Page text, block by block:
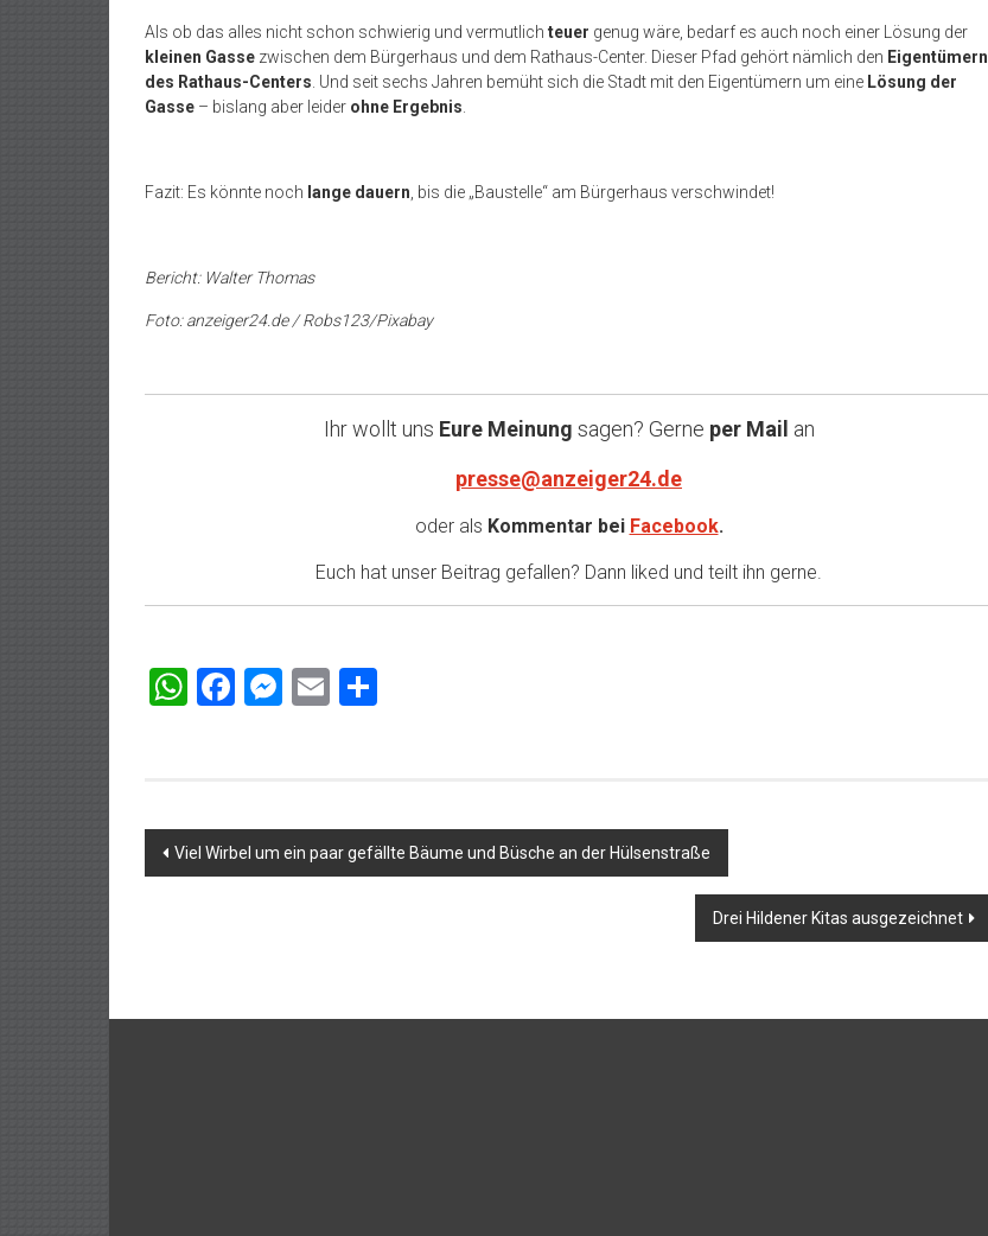
Als ob das alles nicht schon schwierig und vermutlich teuer genug wäre, bedarf es auch noch einer Lösung der
kleinen Gasse zwischen dem Bürgerhaus und dem Rathaus-Center. Dieser Pfad gehört nämlich den Eigentümern
des Rathaus-Centers . Und seit sechs Jahren bemüht sich die Stadt mit den Eigentümern um eine Lösung der
Gasse – bislang aber leider ohne Ergebnis
Fazit: Es könnte noch lange dauern , bis die „Baustelle“ am Bürgerhaus verschwindet!
Bericht: Walter Thomas
Foto: anzeiger24.de / Robs123/Pixabay
Ihr wollt uns Eure Meinung sagen? Gerne per Mail an
presse@anzeiger24.de
oder als Kommentar bei Facebook.
Euch hat unser Beitrag gefallen? Dann liked und teilt ihn gerne.
WhatsApp
Facebook
Messenger
Email
Beitragsnavigation
Viel Wirbel um ein paar gefällte Bäume und Büsche an der Hülsenstraße
Drei Hildener Kitas ausgezeichnet